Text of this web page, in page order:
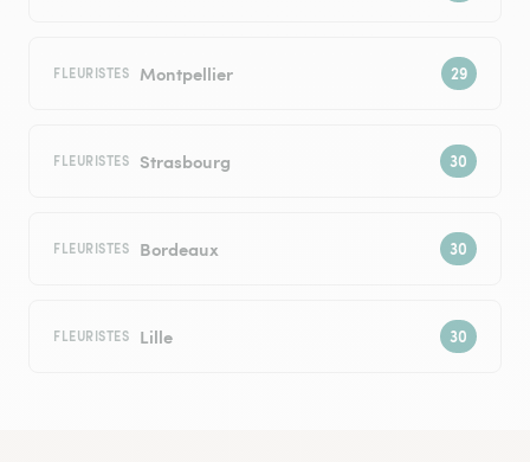
FLEURISTES Montpellier
FLEURISTES Strasbourg
FLEURISTES Bordeaux
FLEURISTES Lille